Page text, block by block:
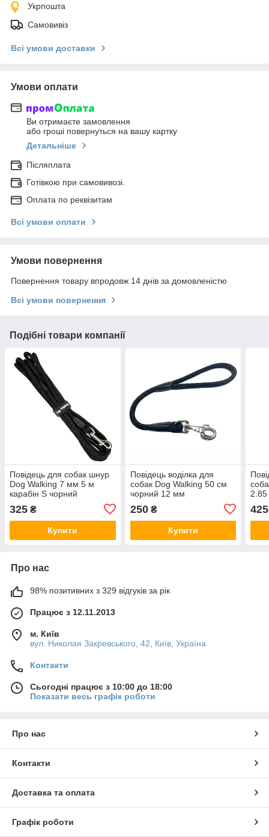
Укрпошта
Самовивіз
Всі умови доставки
Умови оплати
Ви отримаєте замовлення
або гроші повернуться на вашу картку
Детальніше
Післяплата
Готівкою при самовивозі.
Оплата по реквізитам
Всі умови оплати
Умови повернення
Повернення товару впродовж 14 днів за домовленістю
Всі умови повернення
Подібні товари компанії
Повідець для собак шнур
Dog Walking 7 мм 5 м
карабін S чорний
325 ₴
Купити
Повідець воділка для
собак Dog Walking 50 см
чорний 12 мм
250₴
Купити
425
Про нас
98% позитивних з 329 відгуків за рік
Працює з 12.11.2013
м. Київ
вул. Николая Закревського, 42, Київ, Україна
Контакти
Сьогодні працює з 10:00 до 18:00
Показати весь графік роботи
Про нас
Контакти
Доставка та оплата
Графік роботи